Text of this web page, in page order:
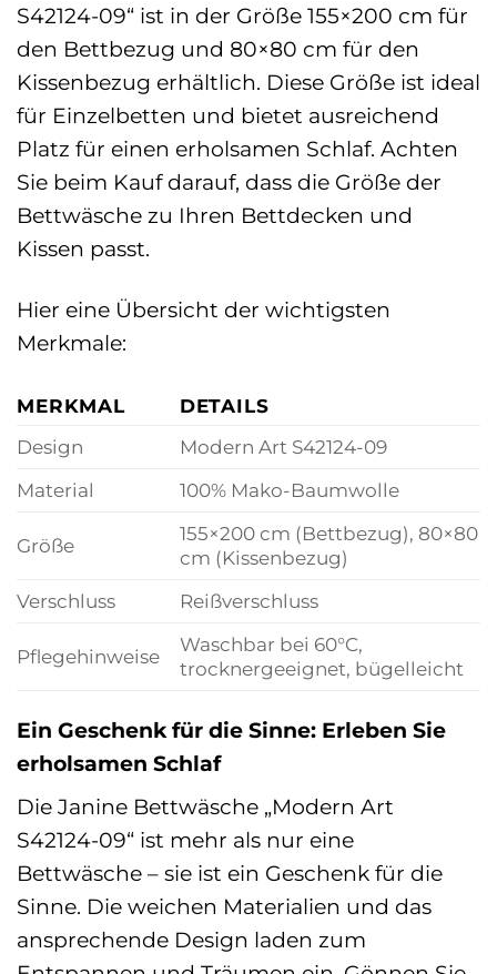
S42124-09“ ist in der Größe 155×200 cm für
den Bettbezug und 80×80 cm für den
Kissenbezug erhältlich. Diese Größe ist ideal
für Einzelbetten und bietet ausreichend
Platz für einen erholsamen Schlaf. Achten
Sie beim Kauf darauf, dass die Größe der
Bettwäsche zu Ihren Bettdecken und
Kissen passt.
Hier eine Übersicht der wichtigsten
Merkmale:
MERKMAL
DETAILS
Design
Modern Art S42124-09
Material
100% Mako-Baumwolle
Größe
155×200 cm (Bettbezug), 80×80
cm (Kissenbezug)
Verschluss
Reißverschluss
Pflegehinweise
Waschbar bei 60°C,
trocknergeeignet, bügelleicht
Ein Geschenk für die Sinne: Erleben Sie
erholsamen Schlaf
Die Janine Bettwäsche „Modern Art
S42124-09“ ist mehr als nur eine
Bettwäsche – sie ist ein Geschenk für die
Sinne. Die weichen Materialien und das
ansprechende Design laden zum